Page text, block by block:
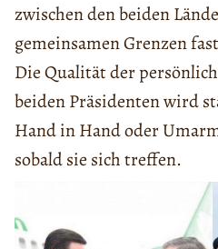
zwischen den beiden
gemeinsamen Grenzen
Die Qualität der
beiden Präsidenten wird
Hand in Hand oder
sobald sie sich treffen.